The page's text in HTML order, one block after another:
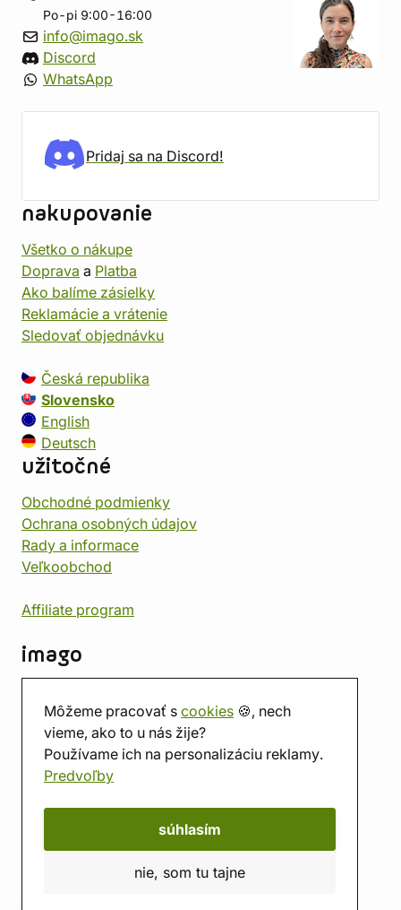
Môžeme pracovať s cookies 🍪, nech
vieme, ako to u nás žije?
Používame ich na personalizáciu reklamy.
Predvoľby
súhlasím
nie, som tu tajne
Po-pi 9:00-16:00
info@imago.sk
Discord
WhatsApp
Pridaj sa na Discord!
nakupovanie
Všetko o nákupe
Doprava a Platba
Ako balíme zásielky
Reklamácie a vrátenie
Sledovať objednávku
Česká republika
Slovensko
English
Deutsch
užitočné
Obchodné podmienky
Ochrana osobných údajov
Rady a informace
Veľkoobchod
Affiliate program
imago
Predajňa
Herňa
O nás
Hodnotenie obchodu